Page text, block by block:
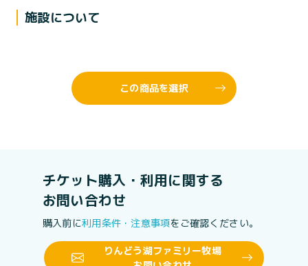
施設について
この商品を選択
チケット購入・利用に関する
お問い合わせ
購入前に利用条件・注意事項をご確認ください。
りんどう湖ファミリー牧場